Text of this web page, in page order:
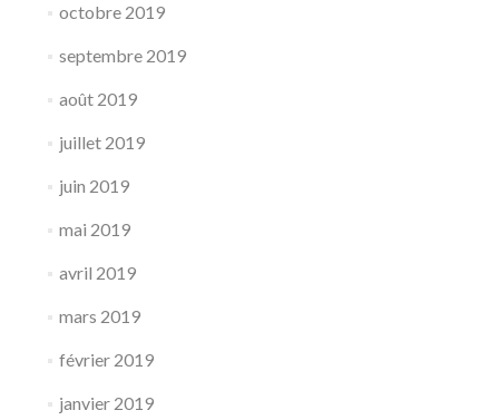
octobre 2019
septembre 2019
août 2019
juillet 2019
juin 2019
mai 2019
avril 2019
mars 2019
février 2019
janvier 2019